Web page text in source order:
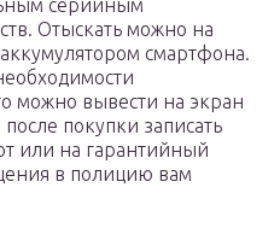
серийным
Отыскать можно на
смартфона.
можно вывести на экран
покупки записать
или на гарантийный
в полицию вам